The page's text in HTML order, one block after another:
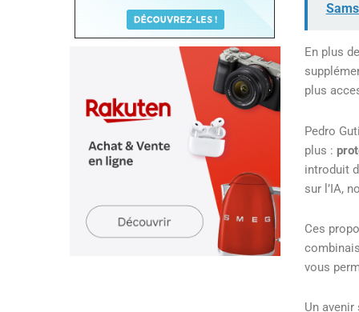
En plus
plus
Pedro
plus :
introduit
sur l’IA,
Ces
vous
Un